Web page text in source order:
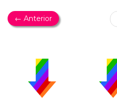
← Anterior